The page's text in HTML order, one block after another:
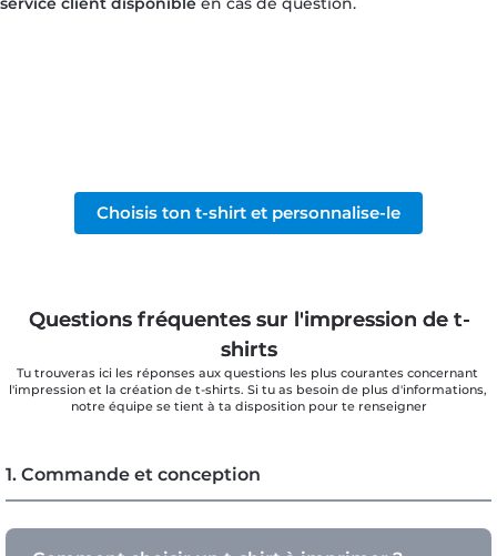
Choisis ton t-shirt et personnalise-le
Questions fréquentes sur l'impression de t-
shirts
Tu trouveras ici les réponses aux questions les plus courantes concernant
l'impression et la création de t-shirts. Si tu as besoin de plus d'informations,
notre équipe se tient à ta disposition pour te renseigner
1. Commande et conception